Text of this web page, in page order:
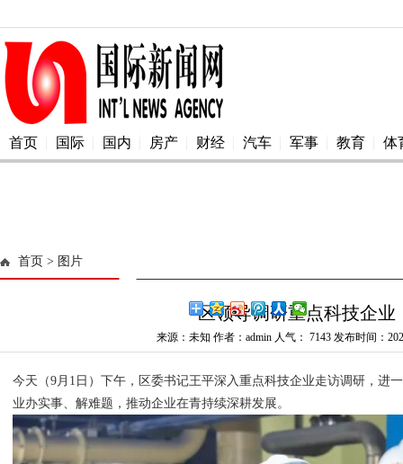
首页 国际 国内 房产 财经 汽车 军事 教育 体
首页 > 图片
区领导调研重点科技企业
来源：未知 作者：admin 人气： 7143 发布时间：
今天（9月1日）下午，区委书记王平深入重点科技企业走访调研，进
业办实事、解难题，推动企业在青持续深耕发展。